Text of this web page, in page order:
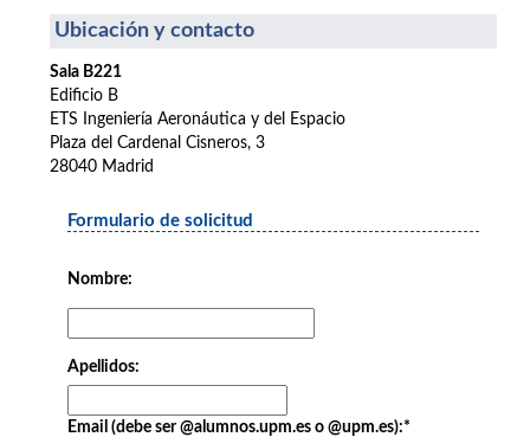
Ubicación y contacto
Sala B221
Edificio B
ETS Ingeniería Aeronáutica y del Espacio
Plaza del Cardenal Cisneros, 3
28040 Madrid
Formulario de solicitud
Nombre:
Apellidos:
Email (debe ser @alumnos.upm.es o @upm.es):*